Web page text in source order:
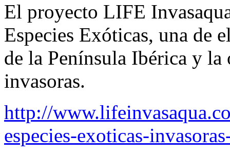
El proyecto LIFE
Especies Exóticas, una de
de la Península Ibérica y la
invasoras.
http://
especies-exoticas-